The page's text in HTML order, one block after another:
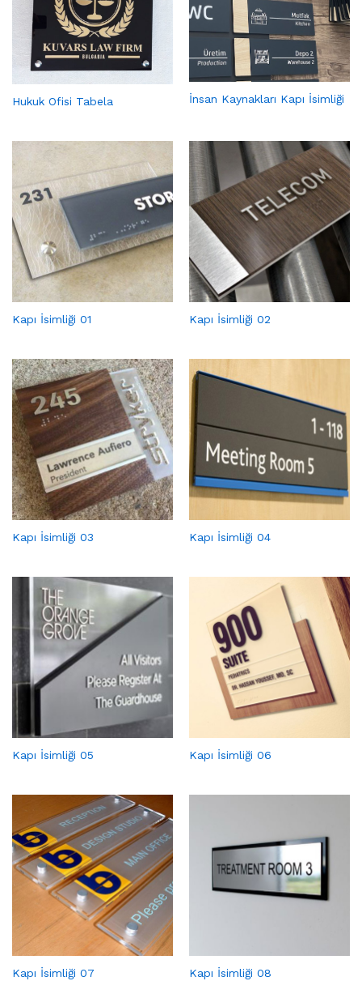
Hukuk Ofisi Tabela İnsan Kaynakları Kapı İsimliği
Kapı İsimliği 01 Kapı İsimliği 02
Kapı İsimliği 03 Kapı İsimliği 04
Kapı İsimliği 05 Kapı İsimliği 06
Kapı İsimliği 07 Kapı İsimliği 08